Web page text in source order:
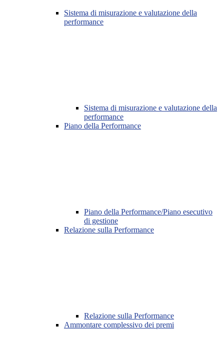
Sistema di misurazione e valutazione della
performance
Sistema di misurazione e valutazione della
performance
Piano della Performance
Piano della Performance/Piano esecutivo
di gestione
Relazione sulla Performance
Relazione sulla Performance
Ammontare complessivo dei premi